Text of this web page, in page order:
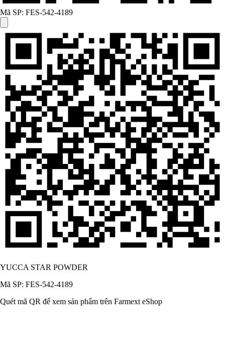
Mã SP: FES-542-4189
YUCCA STAR POWDER
Mã SP: FES-542-4189
Quét mã QR để xem sản phẩm trên Farmext eShop